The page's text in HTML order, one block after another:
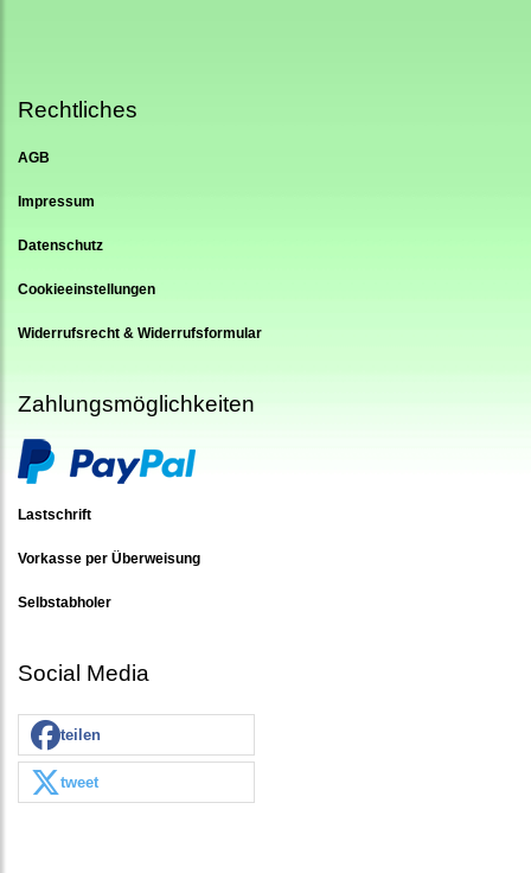
Rechtliches
AGB
Impressum
Datenschutz
Cookieeinstellungen
Widerrufsrecht & Widerrufsformular
Zahlungsmöglichkeiten
Lastschrift
Vorkasse per Überweisung
Selbstabholer
Social Media
teilen
tweet